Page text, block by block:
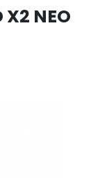
X2 NEO